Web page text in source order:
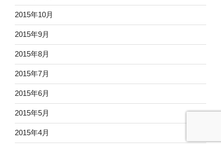
2015年10月
2015年9月
2015年8月
2015年7月
2015年6月
2015年5月
2015年4月